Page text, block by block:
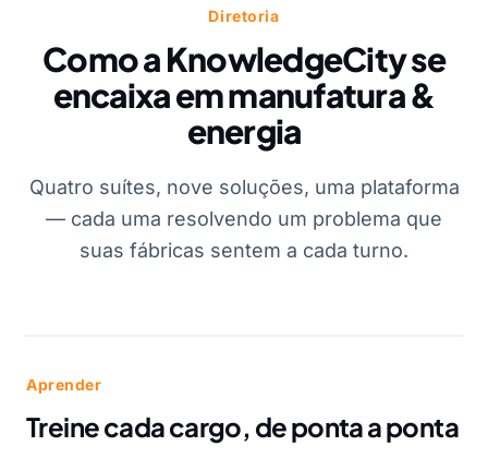
Diretoria
Como a KnowledgeCity se
encaixa em manufatura &
energia
Quatro suítes, nove soluções, uma plataforma
— cada uma resolvendo um problema que
suas fábricas sentem a cada turno.
Aprender
Treine cada cargo, de ponta a ponta